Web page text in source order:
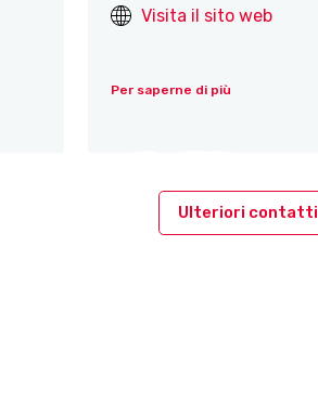
Visita il sito web
Per saperne di più
Ulteriori contatti